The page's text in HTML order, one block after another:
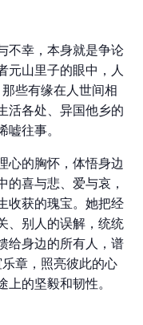
不幸，本身就是争论
元山里子的眼中，人
些有缘在人世间相
活各处、异国他乡的
往事。
心的胸怀，体悟身边
喜与悲、爱与哀，
收获的瑰宝。她把经
、别人的误解，统统
给身边的所有人，谱
章，照亮彼此的心
的坚毅和韧性。